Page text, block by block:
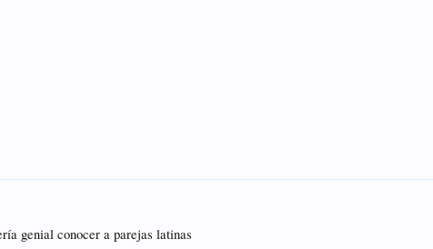
genial conocer a parejas latinas